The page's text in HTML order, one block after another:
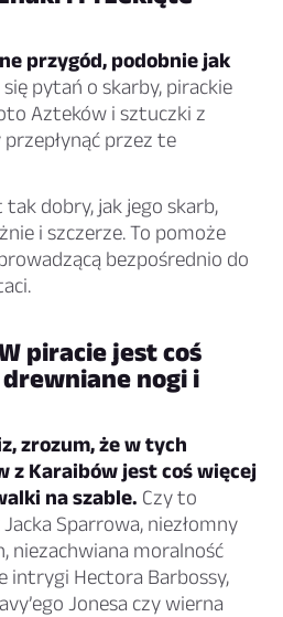
przygód, podobnie jak
pytań o skarby, pirackie
Azteków i sztuczki z
przepłynąć przez te
dobry, jak jego skarb,
i szczerze. To pomoże
bezpośrednio do
piracie jest coś
nogi i
zrozum, że w tych
z Karaibów jest coś więcej
na szable. Czy to
Sparrowa, niezłomny
niezachwiana moralność
intrygi Hectora Barbossy,
Jonesa czy wierna